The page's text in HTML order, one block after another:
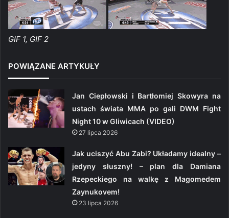
GIF 1, GIF 2
POWIĄZANE ARTYKUŁY
Jan Ciepłowski i Bartłomiej Skowyra na
ustach świata MMA po gali DWM Fight
Night 10 w Gliwicach (VIDEO)
27 lipca 2026
Jak uciszyć Abu Zabi? Układamy idealny –
jedyny słuszny! – plan dla Damiana
Rzepeckiego na walkę z Magomedem
Zaynukovem!
23 lipca 2026